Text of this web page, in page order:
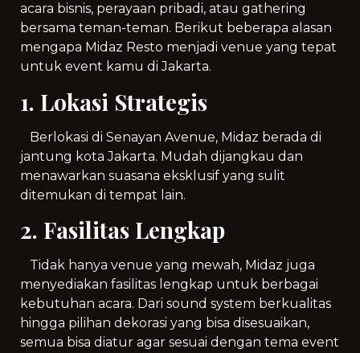
acara bisnis, perayaan pribadi, atau gathering
bersama teman-teman. Berikut beberapa alasan
mengapa Midaz Resto menjadi venue yang tepat
untuk event kamu di Jakarta.
1. Lokasi Strategis
Berlokasi di Senayan Avenue, Midaz berada di
jantung kota Jakarta. Mudah dijangkau dan
menawarkan suasana eksklusif yang sulit
ditemukan di tempat lain.
2. Fasilitas Lengkap
Tidak hanya venue yang mewah, Midaz juga
menyediakan fasilitas lengkap untuk berbagai
kebutuhan acara. Dari sound system berkualitas
hingga pilihan dekorasi yang bisa disesuaikan,
semua bisa diatur agar sesuai dengan tema event